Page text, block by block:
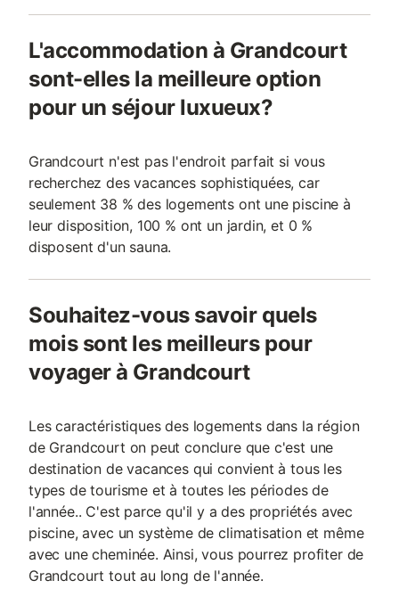
L'accommodation à Grandcourt
sont-elles la meilleure option
pour un séjour luxueux?
Grandcourt n'est pas l'endroit parfait si vous
recherchez des vacances sophistiquées, car
seulement 38 % des logements ont une piscine à
leur disposition, 100 % ont un jardin, et 0 %
disposent d'un sauna.
Souhaitez-vous savoir quels
mois sont les meilleurs pour
voyager à Grandcourt
Les caractéristiques des logements dans la région
de Grandcourt on peut conclure que c'est une
destination de vacances qui convient à tous les
types de tourisme et à toutes les périodes de
l'année.. C'est parce qu'il y a des propriétés avec
piscine, avec un système de climatisation et même
avec une cheminée. Ainsi, vous pourrez profiter de
Grandcourt tout au long de l'année.